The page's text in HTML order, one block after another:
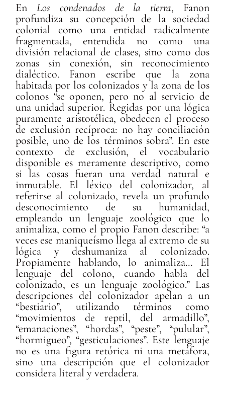
En Los condenados de la tierra, Fanon
profundiza su concepción de la sociedad
colonial como una entidad radicalmente
fragmentada, entendida no como una
división relacional de clases, sino como dos
zonas sin conexión, sin reconocimiento
dialéctico. Fanon escribe que la zona
habitada por los colonizados y la zona de los
colonos “se oponen, pero no al servicio de
una unidad superior. Regidas por una lógica
puramente aristotélica, obedecen el proceso
de exclusión recíproca: no hay conciliación
posible, uno de los términos sobra”. En este
contexto de exclusión, el vocabulario
disponible es meramente descriptivo, como
si las cosas fueran una verdad natural e
inmutable. El léxico del colonizador, al
referirse al colonizado, revela un profundo
desconocimiento de su humanidad,
empleando un lenguaje zoológico que lo
animaliza, como el propio Fanon describe: “a
veces ese maniqueísmo llega al extremo de su
lógica y deshumaniza al colonizado.
Propiamente hablando, lo animaliza… El
lenguaje del colono, cuando habla del
colonizado, es un lenguaje zoológico.” Las
descripciones del colonizador apelan a un
“bestiario”, utilizando términos como
“movimientos de reptil, del armadillo”,
“emanaciones”, “hordas”, “peste”, “pulular”,
“hormigueo”, “gesticulaciones”. Este lenguaje
no es una figura retórica ni una metáfora,
sino una descripción que el colonizador
considera literal y verdadera.